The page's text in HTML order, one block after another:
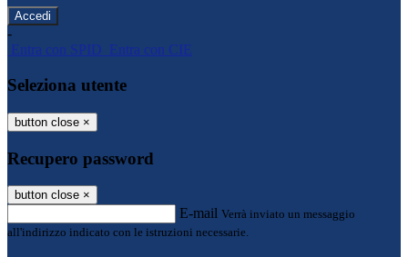
-
Entra con SPID Entra con CIE
Seleziona utente
button close ×
Recupero password
button close ×
E-mail Verrà inviato un messaggio
all'indirizzo indicato con le istruzioni necessarie.